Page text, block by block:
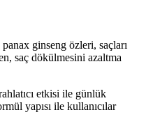
ginseng özleri, saçları
saç dökülmesini azaltma
etkisi ile günlük
yapısı ile kullanıcılar